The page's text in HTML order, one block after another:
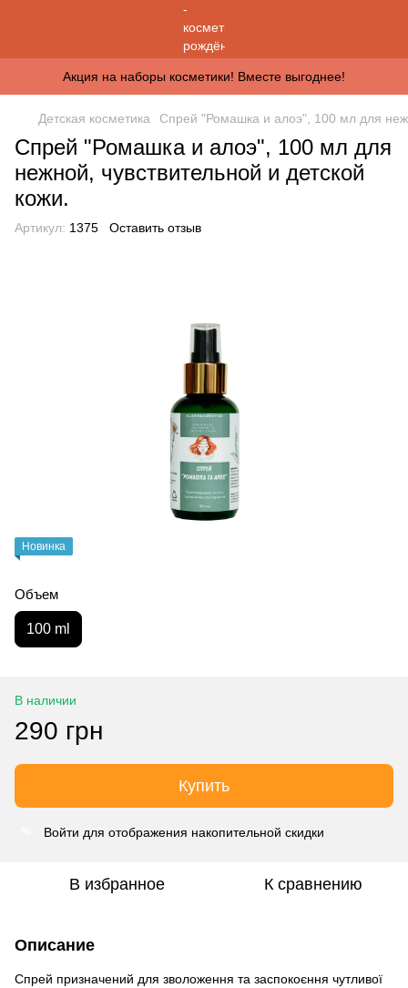
Акция на наборы косметики! Вместе выгоднее!
Детская косметика Спрей "Ромашка и алоэ", 100 мл для
Спрей "Ромашка и алоэ", 100 мл для
нежной, чувствительной и детской
кожи.
Артикул: 1375 Оставить отзыв
Новинка
Объем
100 ml
В наличии
290 грн
Купить
Войти для отображения накопительной скидки
В избранное К сравнению
Описание
Спрей призначений для зволоження та заспокоєння чутливої ​​